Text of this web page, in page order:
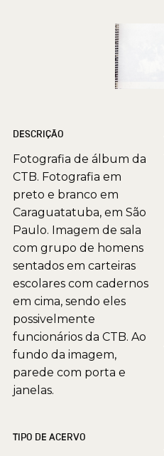
DESCRIÇÃO
Fotografia de álbum da
CTB. Fotografia em
preto e branco em
Caraguatatuba, em São
Paulo. Imagem de sala
com grupo de homens
sentados em carteiras
escolares com cadernos
em cima, sendo eles
possivelmente
funcionários da CTB. Ao
fundo da imagem,
parede com porta e
janelas.
TIPO DE ACERVO